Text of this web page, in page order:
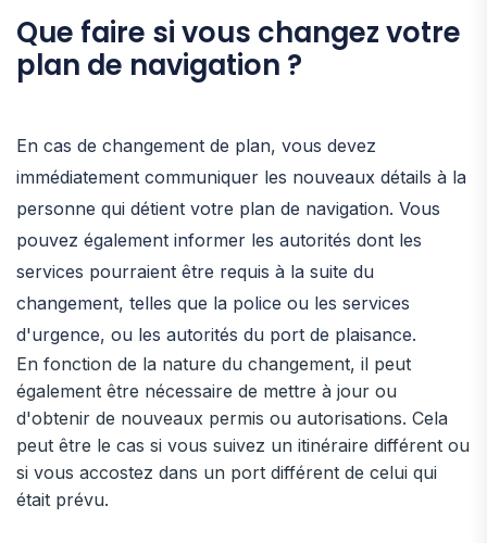
Que faire si vous changez votre
plan de navigation ?
En cas de changement de plan, vous devez
immédiatement communiquer les nouveaux détails à la
personne qui détient votre plan de navigation. Vous
pouvez également informer les autorités dont les
services pourraient être requis à la suite du
changement, telles que la police ou les services
d'urgence, ou les autorités du port de plaisance.
En fonction de la nature du changement, il peut
également être nécessaire de mettre à jour ou
d'obtenir de nouveaux permis ou autorisations. Cela
peut être le cas si vous suivez un itinéraire différent ou
si vous accostez dans un port différent de celui qui
était prévu.